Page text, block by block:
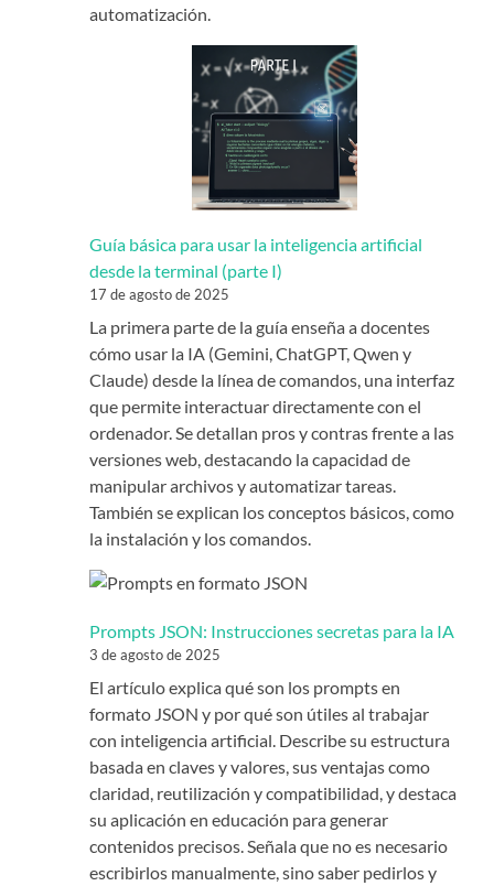
automatización.
Guía básica para usar la inteligencia artificial
desde la terminal (parte I)
17 de agosto de 2025
La primera parte de la guía enseña a docentes
cómo usar la IA (Gemini, ChatGPT, Qwen y
Claude) desde la línea de comandos, una interfaz
que permite interactuar directamente con el
ordenador. Se detallan pros y contras frente a las
versiones web, destacando la capacidad de
manipular archivos y automatizar tareas.
También se explican los conceptos básicos, como
la instalación y los comandos.
Prompts JSON: Instrucciones secretas para la IA
3 de agosto de 2025
El artículo explica qué son los prompts en
formato JSON y por qué son útiles al trabajar
con inteligencia artificial. Describe su estructura
basada en claves y valores, sus ventajas como
claridad, reutilización y compatibilidad, y destaca
su aplicación en educación para generar
contenidos precisos. Señala que no es necesario
escribirlos manualmente, sino saber pedirlos y